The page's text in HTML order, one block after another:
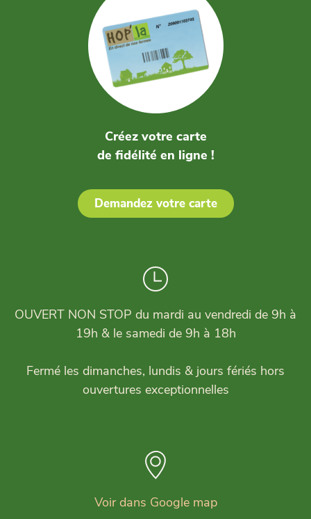
Créez votre carte
de fidélité en ligne !
Demandez votre carte
OUVERT NON STOP du mardi au vendredi de 9h à
19h & le samedi de 9h à 18h
Fermé les dimanches, lundis & jours fériés hors
ouvertures exceptionnelles
Voir dans Google map